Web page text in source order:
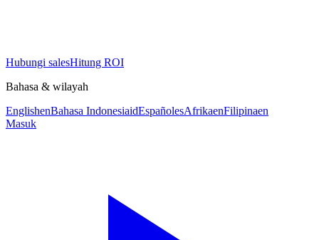
Hubungi salesHitung ROI
Bahasa & wilayah
EnglishenBahasa IndonesiaidEspañolesAfrikaenFilipinaen
Masuk